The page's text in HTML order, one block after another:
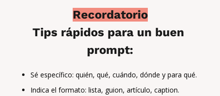
Recordatorio
Tips rápidos para un buen
prompt:
Sé específico: quién, qué, cuándo, dónde y para qué.
Indica el formato: lista, guion, artículo, caption.